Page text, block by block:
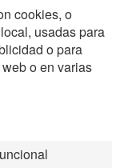
cookies, o
usadas para
o para
o en varias